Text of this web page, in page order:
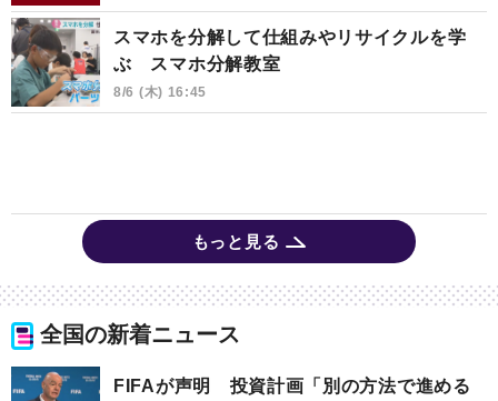
スマホを分解して仕組みやリサイクルを学
ぶ スマホ分解教室
8/6 (木) 16:45
もっと見る
全国の新着ニュース
FIFAが声明 投資計画「別の方法で進める